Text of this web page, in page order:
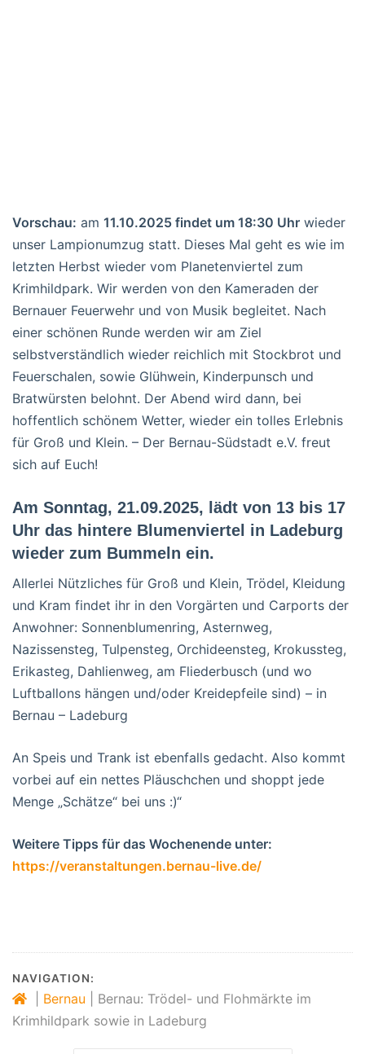
Vorschau: am 11.10.2025 findet um 18:30 Uhr wieder
unser Lampionumzug statt. Dieses Mal geht es wie im
letzten Herbst wieder vom Planetenviertel zum
Krimhildpark. Wir werden von den Kameraden der
Bernauer Feuerwehr und von Musik begleitet. Nach
einer schönen Runde werden wir am Ziel
selbstverständlich wieder reichlich mit Stockbrot und
Feuerschalen, sowie Glühwein, Kinderpunsch und
Bratwürsten belohnt. Der Abend wird dann, bei
hoffentlich schönem Wetter, wieder ein tolles Erlebnis
für Groß und Klein. – Der Bernau-Südstadt e.V. freut
sich auf Euch!
Am Sonntag, 21.09.2025, lädt von 13 bis 17
Uhr das hintere Blumenviertel in Ladeburg
wieder zum Bummeln ein.
Allerlei Nützliches für Groß und Klein, Trödel, Kleidung
und Kram findet ihr in den Vorgärten und Carports der
Anwohner: Sonnenblumenring, Asternweg,
Nazissensteg, Tulpensteg, Orchideensteg, Krokussteg,
Erikasteg, Dahlienweg, am Fliederbusch (und wo
Luftballons hängen und/oder Kreidepfeile sind) – in
Bernau – Ladeburg
An Speis und Trank ist ebenfalls gedacht. Also kommt
vorbei auf ein nettes Pläuschchen und shoppt jede
Menge „Schätze“ bei uns :)“
Weitere Tipps für das Wochenende unter:
https://veranstaltungen.bernau-live.de/
NAVIGATION:
Bernau
Bernau: Trödel- und Flohmärkte im
Krimhildpark sowie in Ladeburg